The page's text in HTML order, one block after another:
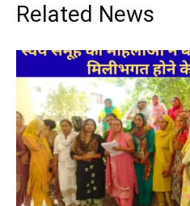
Related News